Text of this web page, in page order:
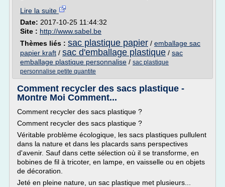
Lire la suite
Date: 2017-10-25 11:44:32
Site : http://www.sabel.be
Thèmes liés : sac plastique papier / emballage sac
papier kraft / sac d'emballage plastique / sac
emballage plastique personnalise / sac plastique
personnalise petite quantite
Comment recycler des sacs plastique -
Montre Moi Comment...
Comment recycler des sacs plastique ?
Comment recycler des sacs plastique ?
Véritable problème écologique, les sacs plastiques pullulent
dans la nature et dans les placards sans perspectives
d'avenir. Sauf dans cette sélection où il se transforme, en
bobines de fil à tricoter, en lampe, en vaisselle ou en objets
de décoration.
Jeté en pleine nature, un sac plastique met plusieurs...